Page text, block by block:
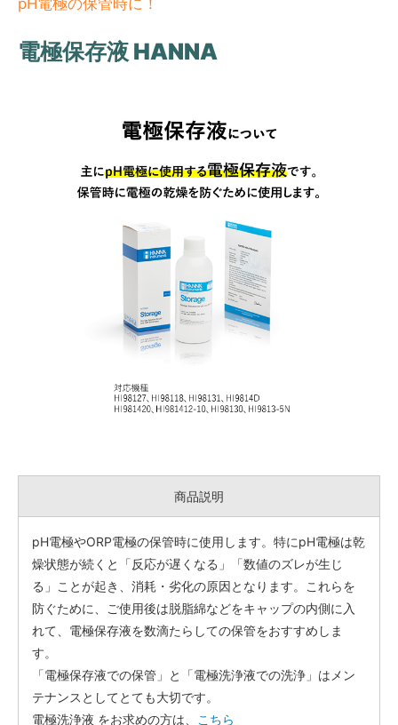
pH電極の保管時に！
電極保存液 HANNA
商品説明
pH電極やORP電極の保管時に使用します。特にpH電極は乾
燥状態が続くと「反応が遅くなる」「数値のズレが生じ
る」ことが起き、消耗・劣化の原因となります。これらを
防ぐために、ご使用後は脱脂綿などをキャップの内側に入
れて、電極保存液を数滴たらしての保管をおすすめしま
す。
「電極保存液での保管」と「電極洗浄液での洗浄」はメン
テナンスとしてとても大切です。
電極洗浄液 をお求めの方は、
こちら